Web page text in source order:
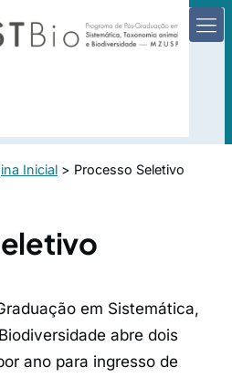
Inicial > Processo Seletivo
em Sistemática,
abre dois
ano para ingresso de